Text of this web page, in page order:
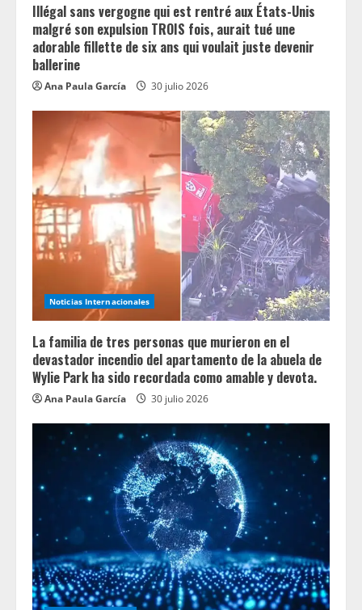
Illégal sans vergogne qui est rentré aux États-Unis
malgré son expulsion TROIS fois, aurait tué une
adorable fillette de six ans qui voulait juste devenir
ballerine
Ana Paula García 30 julio 2026
Noticias Internacionales
La familia de tres personas que murieron en el
devastador incendio del apartamento de la abuela de
Wylie Park ha sido recordada como amable y devota.
Ana Paula García 30 julio 2026